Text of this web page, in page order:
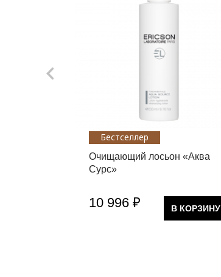
Бестселлер
Очищающий лосьон «Аква
Сурс»
10 996 ₽ В КОРЗИНУ